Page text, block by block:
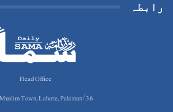
رابطہ
Head Office
36/A, New Muslim Town, Lahore, Pakistan